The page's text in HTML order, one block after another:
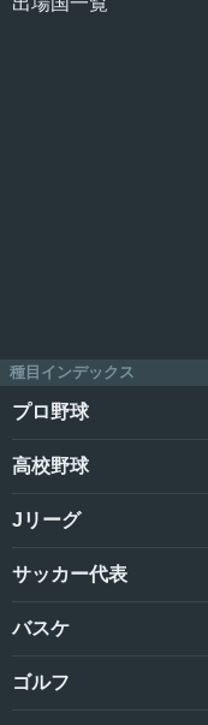
種目インデックス
プロ野球
高校野球
Jリーグ
サッカー代表
バスケ
ゴルフ